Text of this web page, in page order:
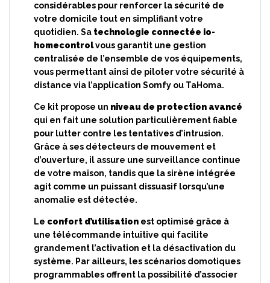
considérables pour renforcer la sécurité de
votre domicile tout en simplifiant votre
quotidien. Sa technologie connectée io-
homecontrolvous garantit une gestion
centralisée de l’ensemble de vos équipements,
vous permettant ainsi de piloter votre sécurité à
distance via l’application Somfy ou TaHoma.
Ce kit propose un niveau de protection avancé
qui en fait une solution particulièrement fiable
pour lutter contre les tentatives d’intrusion.
Grâce à ses détecteurs de mouvement et
d’ouverture, il assure une surveillance continue
de votre maison, tandis que la sirène intégrée
agit comme un puissant dissuasif lorsqu’une
anomalie est détectée.
Le confort d’utilisation est optimisé grâce à
une télécommande intuitive qui facilite
grandement l’activation et la désactivation du
système. Par ailleurs, les scénarios domotiques
programmables offrent la possibilité d’associer